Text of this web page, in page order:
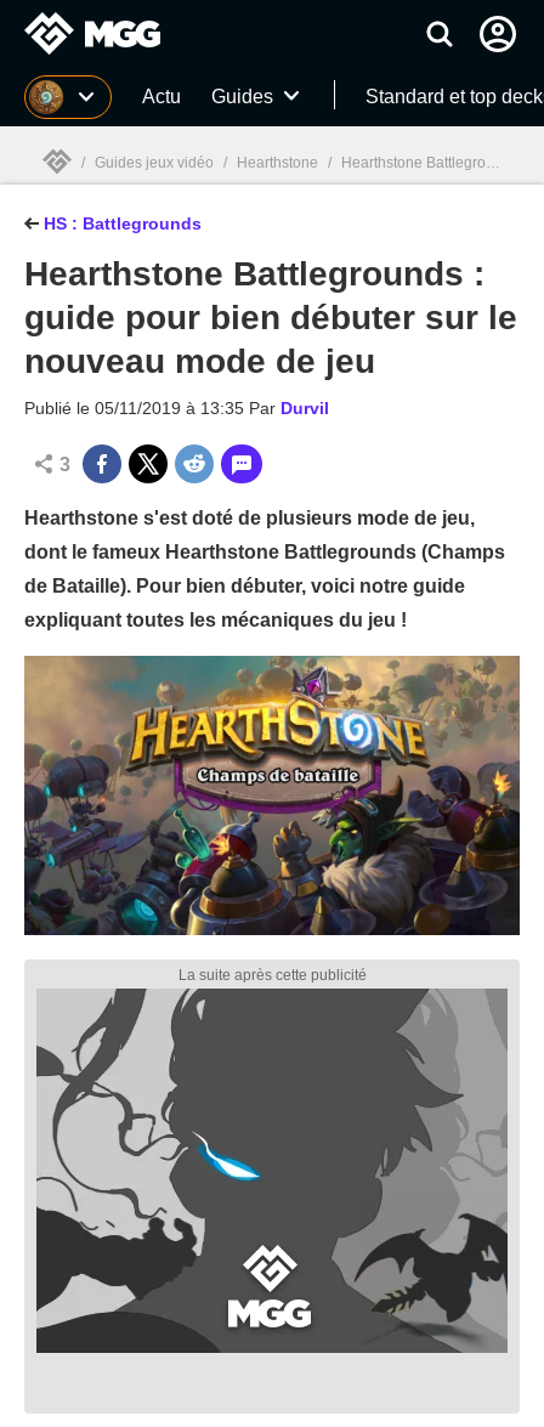
MGG Actu Guides Standard et top
MGG
/ Guides jeux vidéo / Hearthstone / Hearthstone Battlegrounds (Champs de bataille)
HS : Battlegrounds
Hearthstone Battlegrounds :
guide pour bien débuter sur le
nouveau mode de jeu
Publié le 05/11/2019 à 13:35 Par Durvil
3
Hearthstone s'est doté de plusieurs mode de jeu,
dont le fameux Hearthstone Battlegrounds (Champs
de Bataille). Pour bien débuter, voici notre guide
expliquant toutes les mécaniques du jeu !